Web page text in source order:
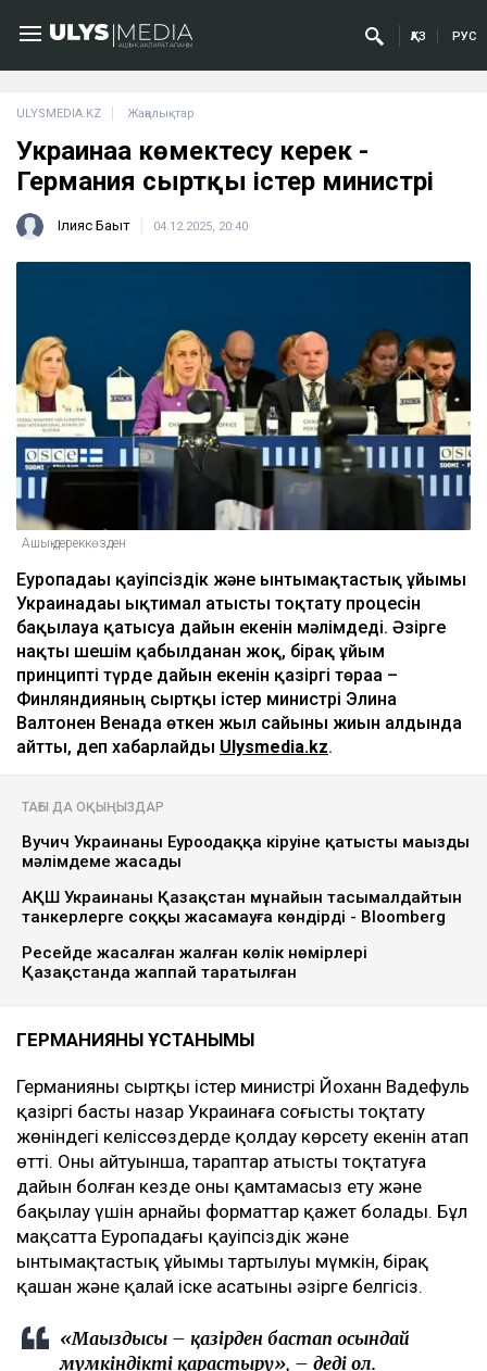
ҚАЗ РУС
ULYSMEDIA.KZ Жаңалықтар
Украинаға көмектесу керек -
Германия сыртқы істер министрі
Ілияс Бақыт 04.12.2025, 20:40
Ашық дереккөзден
Еуропадағы қауіпсіздік және ынтымақтастық ұйымы
Украинадағы ықтимал атысты тоқтату процесін
бақылауға қатысуға дайын екенін мәлімдеді. Әзірге
нақты шешім қабылданған жоқ, бірақ ұйым
принципті түрде дайын екенін қазіргі төраға –
Финляндияның сыртқы істер министрі Элина
Валтонен Венада өткен жыл сайынғы жиын алдында
айтты, деп хабарлайды Ulysmedia.kz.
ТАҒЫ ДА ОҚЫҢЫЗДАР
Вучич Украинаның Еуроодаққа кіруіне қатысты маңызды
мәлімдеме жасады
АҚШ Украинаны Қазақстан мұнайын тасымалдайтын
танкерлерге соққы жасамауға көндірді - Bloomberg
Ресейде жасалған жалған көлік нөмірлері
Қазақстанда жаппай таратылған
ГЕРМАНИЯНЫҢ ҰСТАНЫМЫ
Германияның сыртқы істер министрі Йоханн Вадефуль
қазіргі басты назар Украинаға соғысты тоқтату
жөніндегі келіссөздерде қолдау көрсету екенін атап
өтті. Оның айтуынша, тараптар атысты тоқтатуға
дайын болған кезде оны қамтамасыз ету және
бақылау үшін арнайы форматтар қажет болады. Бұл
мақсатта Еуропадағы қауіпсіздік және
ынтымақтастық ұйымы тартылуы мүмкін, бірақ
қашан және қалай іске асатыны әзірге белгісіз.
«Маңыздысы – қазірден бастап осындай
мүмкіндікті қарастыру», – деді ол.